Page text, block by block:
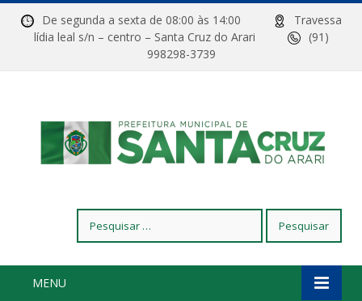
De segunda a sexta de 08:00 às 14:00
Travessa
lídia leal s/n – centro – Santa Cruz do Arari
(91)
998298-3739
por:
MENU